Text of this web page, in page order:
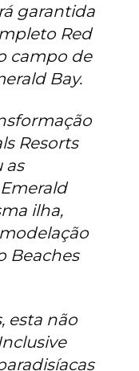
garantida
Red
campo de
Bay.
Resorts
as
ilha,
Beaches
esta não